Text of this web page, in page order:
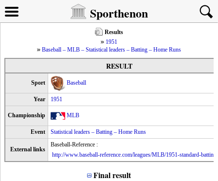
Sporthenon
Results
1951
Baseball – MLB – Statistical leaders – Batting – Home Runs
RESULT
Sport Baseball
Year 1951
Championship MLB
Event Statistical leaders – Batting – Home Runs
External links
Baseball-Reference :
http://www.baseball-reference.com/leagues/MLB/1951-standard-
Final result